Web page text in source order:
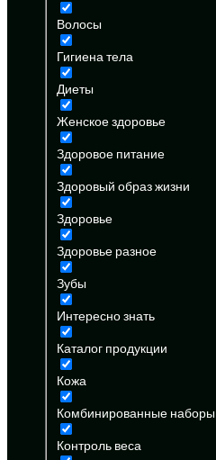
Волосы
Гигиена тела
Диеты
Женское здоровье
Здоровое питание
Здоровый образ жизни
Здоровье
Здоровье разное
Зубы
Интересно знать
Каталог продукции
Кожа
Комбинированные наборы
Контроль веса